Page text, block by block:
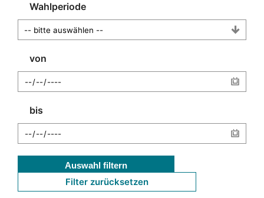
Wahlperiode
von
bis
Auswahl filtern
Filter zurücksetzen